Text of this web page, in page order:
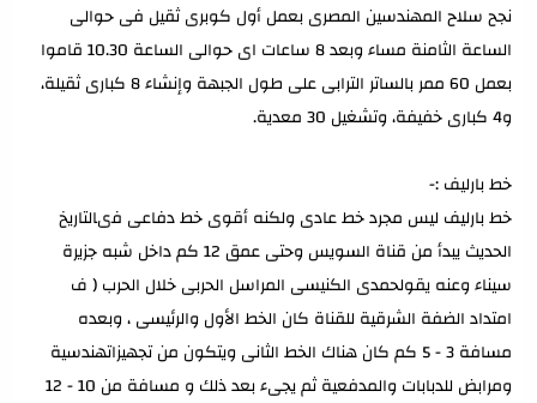
نجح سلاح المهندسين المصرى بعمل أول كوبرى ثقيل فى حوالى
الساعة الثامنة مساء وبعد 8 ساعات اى حوالى الساعة 10.30 قاموا
بعمل 60 ممر بالساتر الترابى على طول الجبهة وإنشاء 8 كبارى ثقيلة،
و4 كبارى خفيفة، وتشغيل 30 معدية.
خط بارليف :-
خط بارليف ليس مجرد خط عادى ولكنه أقوى خط دفاعى فىالتاريخ
الحديث يبدأ من قناة السويس وحتى عمق 12 كم داخل شبه جزيرة
سيناء وعنه يقولحمدى الكنيسى المراسل الحربى خلال الحرب ( ف
امتداد الضفة الشرقية للقناة كان الخط الأول والرئيسى ، وبعده
مسافة 3 - 5 كم كان هناك الخط الثانى ويتكون من تجهيزاتهندسية
ومرابض للدبابات والمدفعية ثم يجىء بعد ذلك و مسافة من 10 - 12